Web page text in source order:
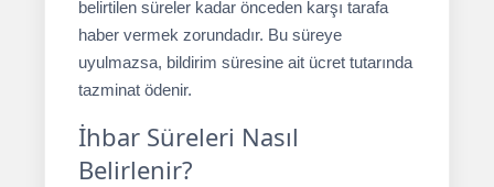
belirtilen süreler kadar önceden karşı tarafa
haber vermek zorundadır. Bu süreye
uyulmazsa, bildirim süresine ait ücret tutarında
tazminat ödenir.
İhbar Süreleri Nasıl
Belirlenir?